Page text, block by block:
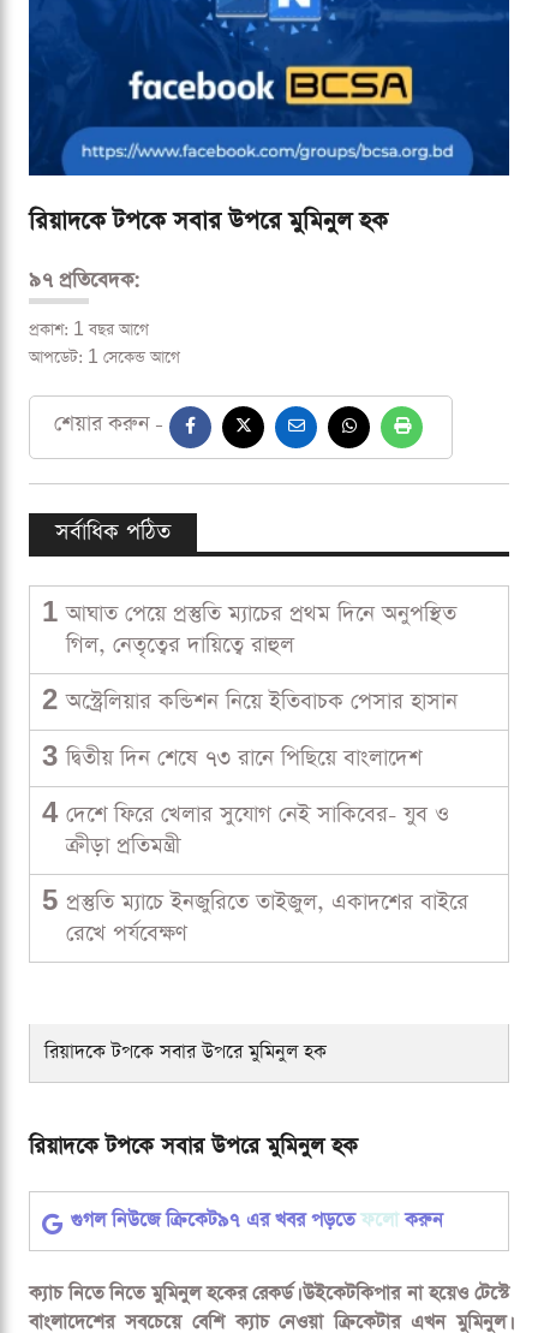
রিয়াদকে টপকে সবার উপরে মুমিনুল হক
৯৭ প্রতিবেদক:
প্রকাশ: 1 বছর আগে
আপডেট: 1 সেকেন্ড আগে
শেয়ার করুন -
সর্বাধিক পঠিত
1 আঘাত পেয়ে প্রস্তুতি ম্যাচের প্রথম দিনে অনুপস্থিত
গিল, নেতৃত্বের দায়িত্বে রাহুল
2 অস্ট্রেলিয়ার কন্ডিশন নিয়ে ইতিবাচক পেসার হাসান
3 দ্বিতীয় দিন শেষে ৭৩ রানে পিছিয়ে বাংলাদেশ
4 দেশে ফিরে খেলার সুযোগ নেই সাকিবের- যুব ও
ক্রীড়া প্রতিমন্ত্রী
5 প্রস্তুতি ম্যাচে ইনজুরিতে তাইজুল, একাদশের বাইরে
রেখে পর্যবেক্ষণ
রিয়াদকে টপকে সবার উপরে মুমিনুল হক